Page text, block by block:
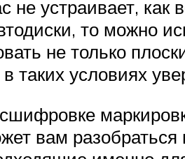
устраивает,
то можно
не только
таких условиях
вам